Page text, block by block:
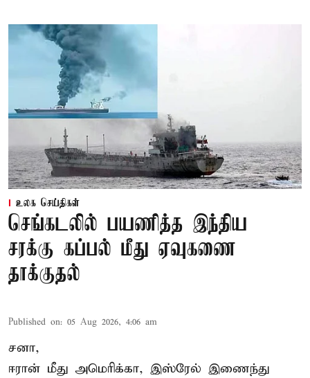
உலக செய்திகள்
செங்கடலில் பயணித்த இந்திய
சரக்கு கப்பல் மீது ஏவுகணை
தாக்குதல்
Published on: 05 Aug 2026, 4:06 am
சனா,
ஈரான் மீது அமெரிக்கா, இஸ்ரேல் இணைந்து